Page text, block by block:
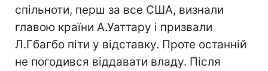
спільноти, перш за все США, визнали
главою країни А.Уаттару і призвали
Л.Гбагбо піти у відставку. Проте останній
не погодився віддавати владу. Після